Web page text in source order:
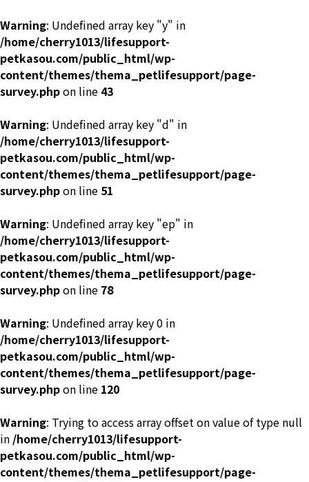
Warning: Undefined array key "y" in
/home/cherry1013/lifesupport-
petkasou.com/public_html/wp-
content/themes/thema_petlifesupport/page-
survey.phpon line 43
Warning: Undefined array key "d" in
/home/cherry1013/lifesupport-
petkasou.com/public_html/wp-
content/themes/thema_petlifesupport/page-
survey.phpon line 51
Warning: Undefined array key "ep" in
/home/cherry1013/lifesupport-
petkasou.com/public_html/wp-
content/themes/thema_petlifesupport/page-
survey.phpon line 78
Warning: Undefined array key 0 in
/home/cherry1013/lifesupport-
petkasou.com/public_html/wp-
content/themes/thema_petlifesupport/page-
survey.phpon line 120
Warning: Trying to access array offset on value of type null
in /home/cherry1013/lifesupport-
petkasou.com/public_html/wp-
content/themes/thema_petlifesupport/page-